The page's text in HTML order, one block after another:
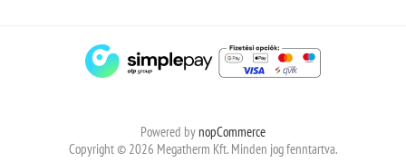
Powered by nopCommerce
Copyright © 2026 Megatherm Kft. Minden jog fenntartva.